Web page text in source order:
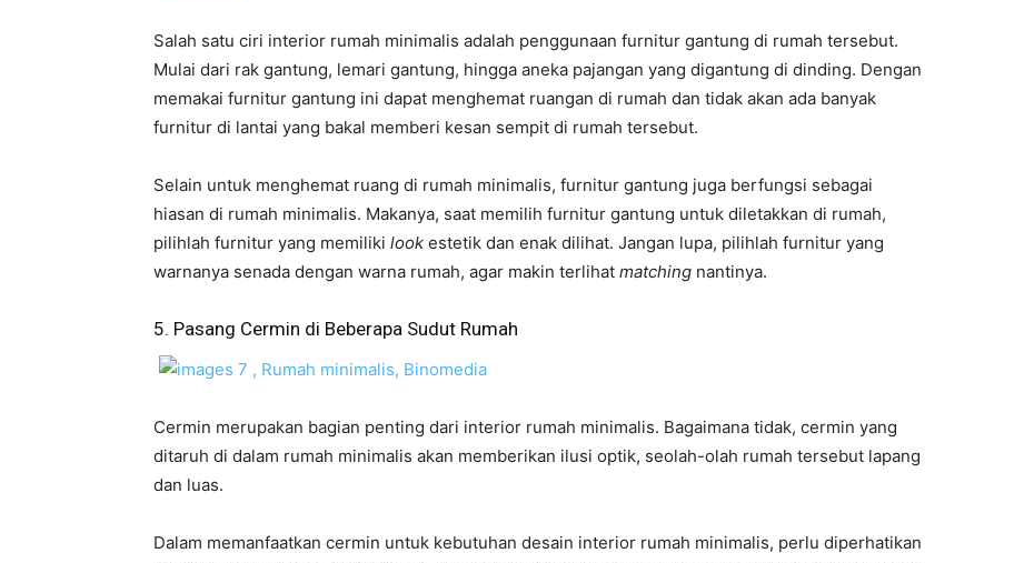
Salah satu ciri interior rumah minimalis adalah penggunaan furnitur gantung di rumah tersebut.
Mulai dari rak gantung, lemari gantung, hingga aneka pajangan yang digantung di dinding. Dengan
memakai furnitur gantung ini dapat menghemat ruangan di rumah dan tidak akan ada banyak
furnitur di lantai yang bakal memberi kesan sempit di rumah tersebut.
Selain untuk menghemat ruang di rumah minimalis, furnitur gantung juga berfungsi sebagai
hiasan di rumah minimalis. Makanya, saat memilih furnitur gantung untuk diletakkan di rumah,
pilihlah furnitur yang memiliki look estetik dan enak dilihat. Jangan lupa, pilihlah furnitur yang
warnanya senada dengan warna rumah, agar makin terlihat matching nantinya.
5. Pasang Cermin di Beberapa Sudut Rumah
Cermin merupakan bagian penting dari interior rumah minimalis. Bagaimana tidak, cermin yang
ditaruh di dalam rumah minimalis akan memberikan ilusi optik, seolah-olah rumah tersebut lapang
dan luas.
Dalam memanfaatkan cermin untuk kebutuhan desain interior rumah minimalis, perlu diperhatikan